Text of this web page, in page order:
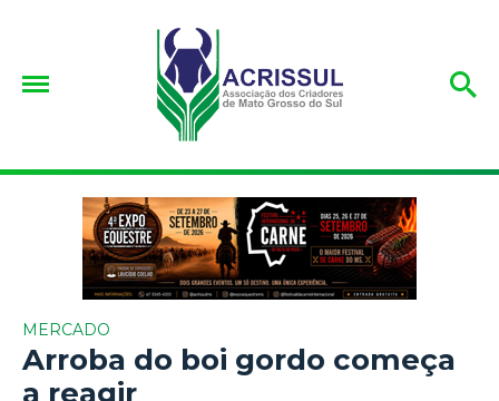
MERCADO
Arroba do boi gordo começa
a reagir